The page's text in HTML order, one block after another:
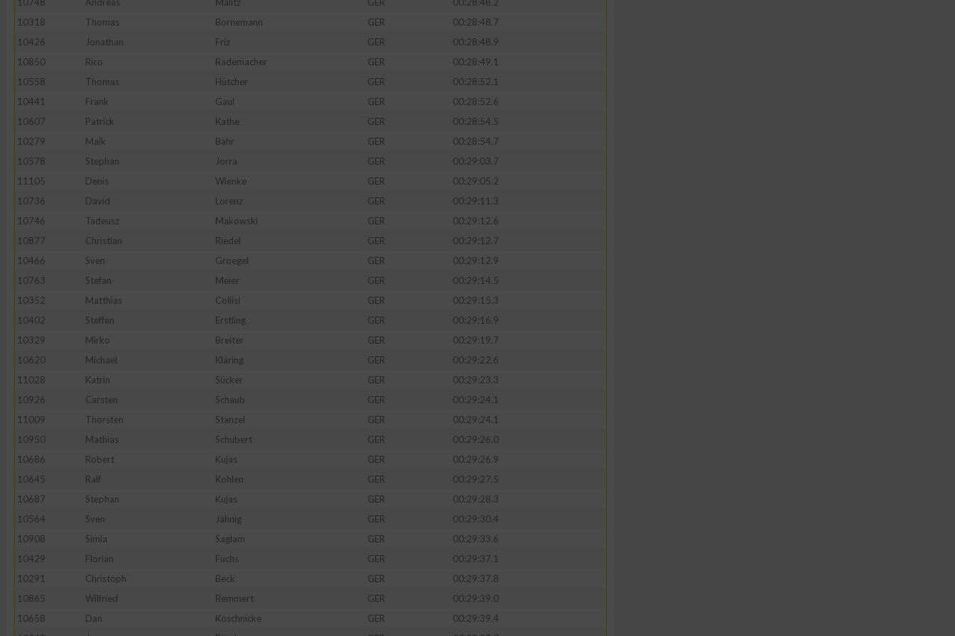
10318
Thomas Bornemann GER
00:28:48.7
10426
Jonathan Friz GER
00:28:48.9
10850
Rico Rademacher GER
00:28:49.1
10558
Thomas Hütcher GER
00:28:52.1
10441
Frank Gaul GER
00:28:52.6
10607
Patrick Kathe GER
00:28:54.5
10279
Maik Bähr GER
00:28:54.7
10578
Stephan Jorra GER
00:29:03.7
11105
Denis Wienke GER
00:29:05.2
10736
David Lorenz GER
00:29:11.3
10746
Tadeusz Makowski GER
00:29:12.6
10877
Christian Riedel GER
00:29:12.7
10466
Sven Groegel GER
00:29:12.9
10763
Stefan Meier GER
00:29:14.5
10352
Matthias Collisi GER
00:29:15.3
10402
Steffen Erstling GER
00:29:16.9
10329
Mirko Breiter GER
00:29:19.7
10620
Michael Kläring GER
00:29:22.6
11028
Katrin Sücker GER
00:29:23.3
10926
Carsten Schaub GER
00:29:24.1
11009
Thorsten Stanzel GER
00:29:24.1
10950
Mathias Schubert GER
00:29:26.0
10686
Robert Kujas GER
00:29:26.9
10645
Ralf Kohlen GER
00:29:27.5
10687
Stephan Kujas GER
00:29:28.3
10564
Sven Jähnig GER
00:29:30.4
10908
Simla Saglam GER
00:29:33.6
10429
Florian Fuchs GER
00:29:37.1
10291
Christoph Beck GER
00:29:37.8
10865
Wilfried Remmert GER
00:29:39.0
10658
Dan Koschnicke GER
00:29:39.4
Erstellung von Profilen zur Personalisierung von Inhalten
Messung der Werbeleistung
Messung der Performance von Inhalten
Analyse von Zielgruppen durch Statistiken oder Kombinationen von Daten aus
Entwicklung und Verbesserung der Angebote
IAB-Besonderheiten:
Geräte anhand von aktiv angeforderten Informationen identifizieren
Nicht-IAB-Verarbeitungszwecke:
Notwendig
Performance
Funktional